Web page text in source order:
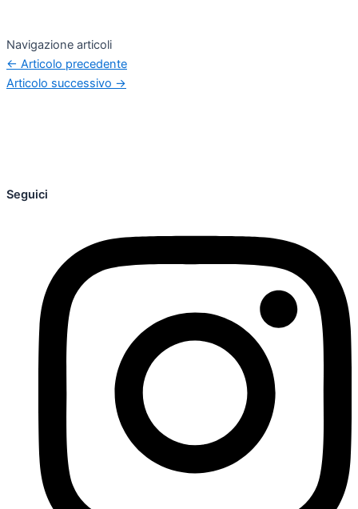
Navigazione articoli
← Articolo precedente
Articolo successivo →
Seguici